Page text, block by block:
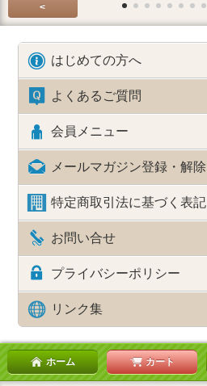
<
はじめての方へ
よくあるご質問
会員メニュー
メールマガジン登録・解除
特定商取引法に基づく表記
お問い合せ
プライバシーポリシー
リンク集
ホーム カート